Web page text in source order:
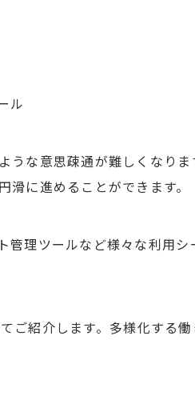
ル
な意思疎通が難しくなり
に進めることができます。
理ツールなど様々な利用
紹介します。多様化する